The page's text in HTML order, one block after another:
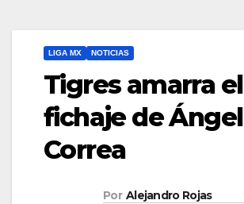
LIGA MX NOTICIAS
Tigres amarra el
fichaje de Ángel
Correa
Por Alejandro Rojas